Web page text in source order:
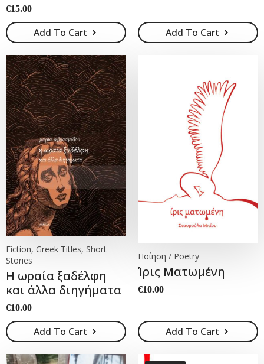
€15.00
Add To Cart Add To Cart
Fiction, Greek Titles, Short
Stories
Η ωραία ξαδέλφη
και άλλα διηγήματα
€10.00
Add To Cart
Ποίηση / Poetry
Ίρις Ματωμένη
€10.00
Add To Cart